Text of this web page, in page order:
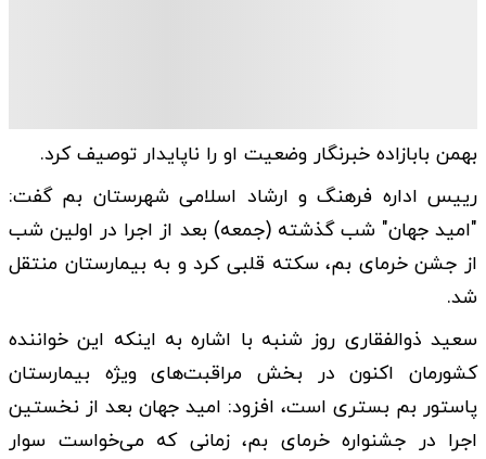
بهمن بابازاده خبرنگار وضعیت او را ناپایدار توصیف کرد.
رییس اداره فرهنگ و ارشاد اسلامی شهرستان بم گفت:
"امید جهان" شب گذشته (جمعه) بعد از اجرا در اولین شب
از جشن خرمای بم، سکته قلبی کرد و به بیمارستان منتقل
شد.
سعید ذوالفقاری روز شنبه با اشاره به اینکه این خواننده
کشورمان اکنون در بخش مراقبت‌های ویژه بیمارستان
پاستور بم بستری است، افزود: امید جهان بعد از نخستین
اجرا در جشنواره خرمای بم، زمانی که می‌خواست سوار